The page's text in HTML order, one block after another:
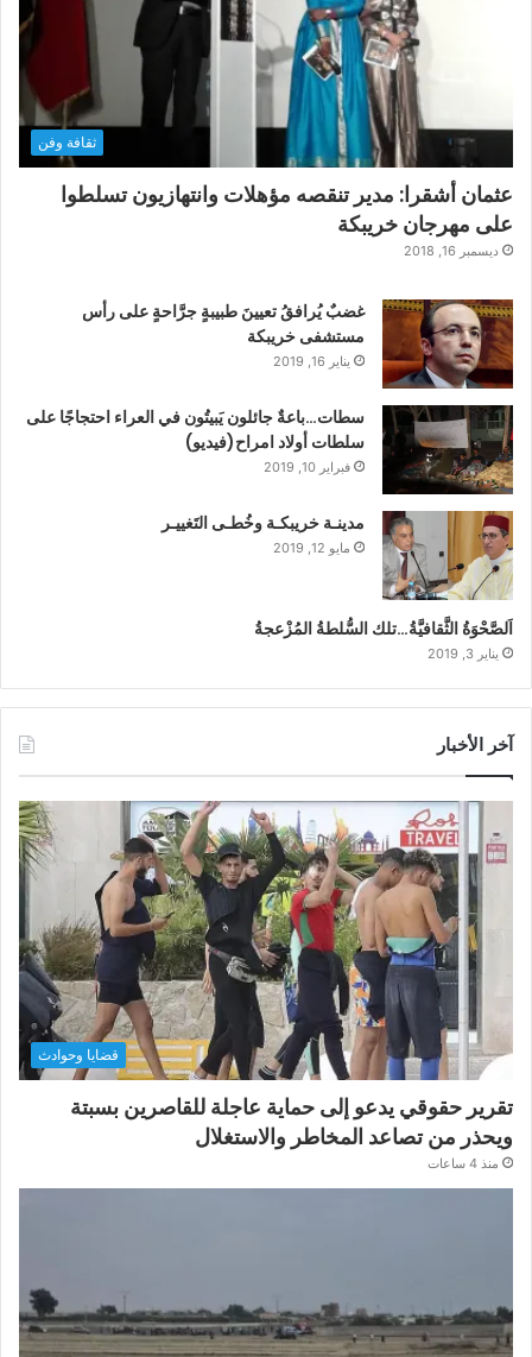
ثقافة وفن
عثمان أشقرا: مدير تنقصه مؤهلات وانتهازيون تسلطوا
على مهرجان خريبكة
ديسمبر 16, 2018
غضبٌ يُرافقُ تعيينَ طبيبةٍ جرَّاحةٍ على رأس
مستشفى خريبكة
يناير 16, 2019
سطات…باعةٌ جائلون يَبيتُون في العراء احتجاجًا على
سلطات أولاد امراح(فيديو)
فبراير 10, 2019
مدينـة خريبكـة وخُطـى التَغييـر
مايو 12, 2019
اَلصَّحْوَةُ الثَّقافيَّةُ…تلك السُّلطةُ المُزْعجةُ
يناير 3, 2019
آخر الأخبار
قضايا وحوادث
تقرير حقوقي يدعو إلى حماية عاجلة للقاصرين بسبتة
ويحذر من تصاعد المخاطر والاستغلال
منذ 4 ساعات